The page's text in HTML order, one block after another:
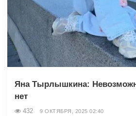
Яна Тырлышкина:
нет
432 9 ОКТЯБРЯ, 2025 02:40